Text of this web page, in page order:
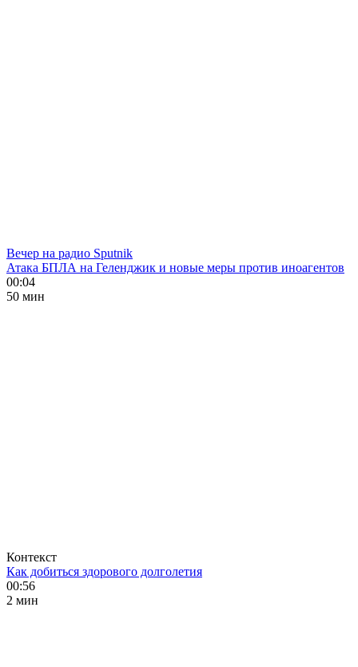
Вечер на радио Sputnik
Атака БПЛА на Геленджик и новые меры против иноагентов
00:04
50 мин
Контекст
Как добиться здорового долголетия
00:56
2 мин